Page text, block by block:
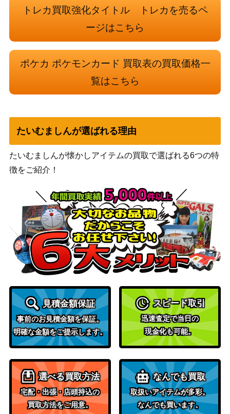
リーリエ（SR）【SM4+ 1
サン＆ムーン
（GXバトルブースト）
400,000
【SM2+ 060/049】
（新たなる試練の向こ
う）
2,000
シマボシ（SR）【S9a 08
0/067】
ソード&シールド
（バトルリージョン）
【SV7 119/102】
（ステラミラクル）
タロ（SR）【SV7 124/10
2】
オレット）
リーリエ（TR）【SM10b
053/054】
サン&ムーン
（スカイレジェンド）
1,500
ブラックキュレムEX（S
R）【BW6 062/059】
BW
（フリーズボルト）
2,500
ルナアーラ（HR）【SM1
サン&ムーン
（コレクションムー
ン）
1,000
イキリンコex（SR） 【SV
2P 089/071】
スカーレット＆バイオ
（[SV2P]スノーハザー
70
ダンサー（SR）【S8 114/
100】
（フュージョンアー
ツ）
オーガポンかまどのめんe
スカーレット＆バイオ
100
トレカ買取強化タイトル トレカを売るペ
ージはこちら
ポケカ ポケモンカード 買取表の買取価格一
覧はこちら
たいむましんが選ばれる理由
たいむましんが懐かしアイテムの買取で選ばれる6つの特
徴をご紹介！
見積金額保証
事前のお見積金額を保証。
明確な金額をご提示します。
スピード取引
迅速査定で当日の
現金化も可能。
選べる買取方法
宅配・出張・店頭持込の
買取方法をご用意。
なんでも買取
取扱いアイテムが多彩。
なんでも買います。